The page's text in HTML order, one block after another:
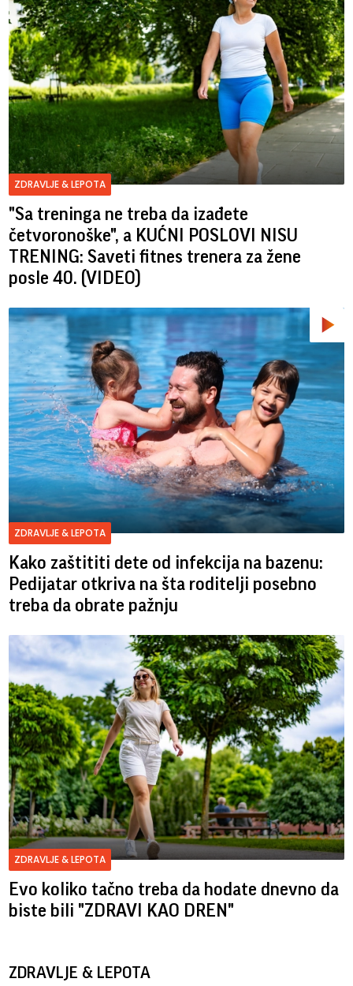
ZDRAVLJE & LEPOTA
"Sa treninga ne treba da izađete
četvoronoške", a KUĆNI POSLOVI NISU
TRENING: Saveti fitnes trenera za žene
posle 40. (VIDEO)
ZDRAVLJE & LEPOTA
Kako zaštititi dete od infekcija na bazenu:
Pedijatar otkriva na šta roditelji posebno
treba da obrate pažnju
ZDRAVLJE & LEPOTA
Evo koliko tačno treba da hodate dnevno da
biste bili "ZDRAVI KAO DREN"
ZDRAVLJE & LEPOTA